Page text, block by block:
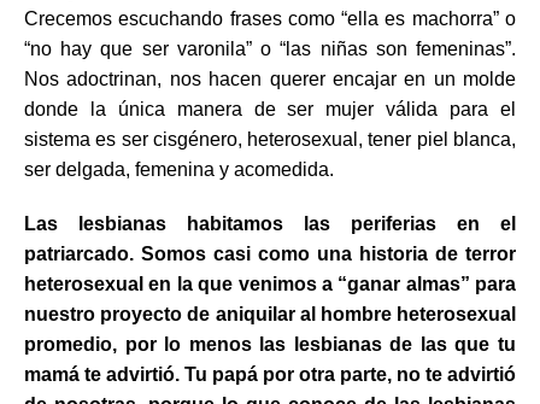
Crecemos escuchando frases como “ella es machorra” o
“no hay que ser varonila” o “las niñas son femeninas”.
Nos adoctrinan, nos hacen querer encajar en un molde
donde la única manera de ser mujer válida para el
sistema es ser cisgénero, heterosexual, tener piel blanca,
ser delgada, femenina y acomedida.
Las lesbianas habitamos las periferias en el
patriarcado. Somos casi como una historia de terror
heterosexual en la que venimos a “ganar almas” para
nuestro proyecto de aniquilar al hombre heterosexual
promedio, por lo menos las lesbianas de las que tu
mamá te advirtió. Tu papá por otra parte, no te advirtió